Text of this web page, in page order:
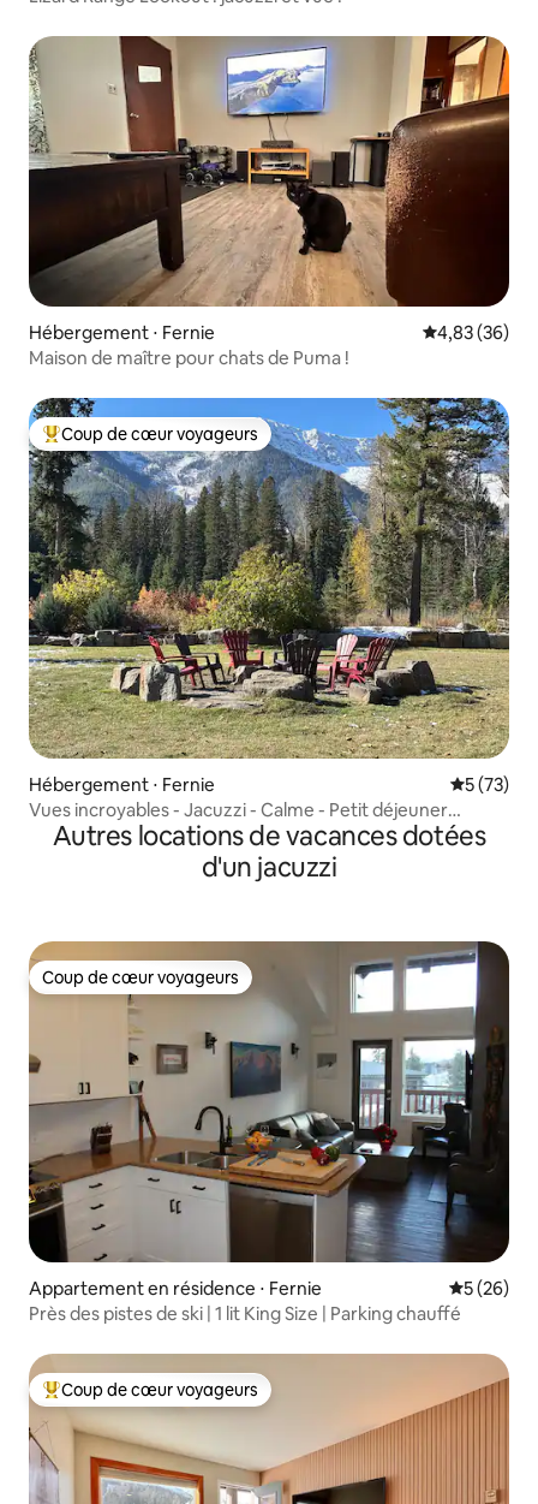
Hébergement ⋅ Fernie Évaluation
4,83 (36)
Maison de maître pour chats de Puma !
Coups de cœur voyageurs les plus appréciés
Coup de cœur voyageurs
Hébergement ⋅ Fernie
5 (73)
Vues incroyables - Jacuzzi - Calme - Petit déjeuner
disponible
Autres locations de vacances dotées
d'un jacuzzi
Coup de cœur voyageurs
Coup de cœur voyageurs
Appartement en résidence ⋅ Fernie
5 (26)
Près des pistes de ski | 1 lit King Size | Parking chauffé
Coups de cœur voyageurs les plus appréciés
Coup de cœur voyageurs